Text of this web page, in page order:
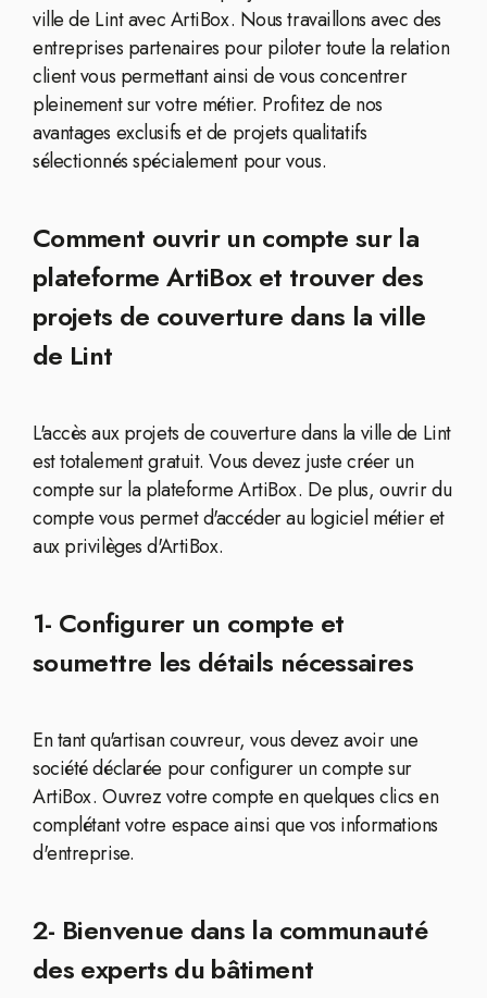
ville de Lint avec ArtiBox. Nous travaillons avec des
entreprises partenaires pour piloter toute la relation
client vous permettant ainsi de vous concentrer
pleinement sur votre métier. Profitez de nos
avantages exclusifs et de projets qualitatifs
sélectionnés spécialement pour vous.
Comment ouvrir un compte sur la
plateforme ArtiBox et trouver des
projets de couverture dans la ville
de Lint
L'accès aux projets de couverture dans la ville de Lint
est totalement gratuit. Vous devez juste créer un
compte sur la plateforme ArtiBox. De plus, ouvrir du
compte vous permet d'accéder au logiciel métier et
aux privilèges d'ArtiBox.
1- Configurer un compte et
soumettre les détails nécessaires
En tant qu'artisan couvreur, vous devez avoir une
société déclarée pour configurer un compte sur
ArtiBox. Ouvrez votre compte en quelques clics en
complétant votre espace ainsi que vos informations
d'entreprise.
2- Bienvenue dans la communauté
des experts du bâtiment